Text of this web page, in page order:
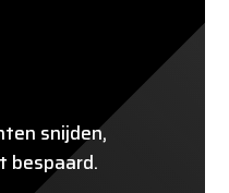
snijden,
bespaard.